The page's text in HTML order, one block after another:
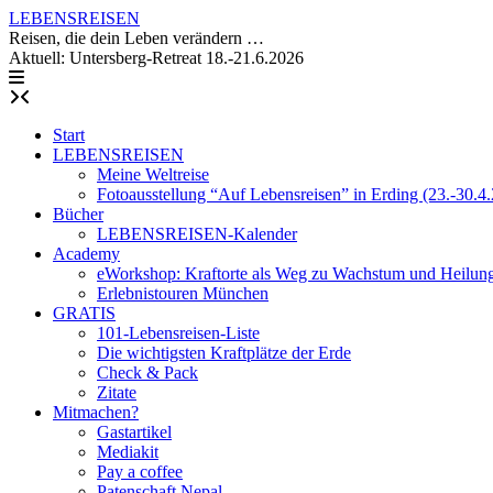
Skip
to
content
LEBENSREISEN
Reisen, die dein Leben verändern …
Aktuell: Untersberg-Retreat 18.-21.6.2026
Start
LEBENSREISEN
Meine Weltreise
Fotoausstellung “Auf Lebensreisen” in Erding (23.-
Bücher
LEBENSREISEN-Kalender
Academy
eWorkshop: Kraftorte als Weg zu Wachstum und
Erlebnistouren München
GRATIS
101-Lebensreisen-Liste
Die wichtigsten Kraftplätze der Erde
Check & Pack
Zitate
Mitmachen?
Gastartikel
Mediakit
Pay a coffee